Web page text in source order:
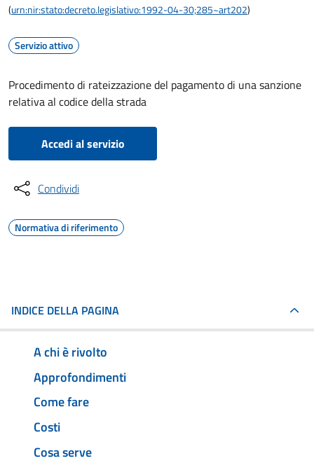
(urn:nir:stato:decreto.legislativo:1992-04-30;285~art202)
Servizio attivo
Procedimento di rateizzazione del pagamento di una sanzione
relativa al codice della strada
Accedi al servizio
Condividi
Normativa di riferimento
INDICE DELLA PAGINA
A chi è rivolto
Approfondimenti
Come fare
Costi
Cosa serve